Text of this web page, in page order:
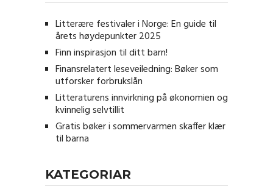
Litterære festivaler i Norge: En guide til
årets høydepunkter 2025
Finn inspirasjon til ditt barn!
Finansrelatert leseveiledning: Bøker som
utforsker forbrukslån
Litteraturens innvirkning på økonomien og
kvinnelig selvtillit
Gratis bøker i sommervarmen skaffer klær
til barna
KATEGORIAR